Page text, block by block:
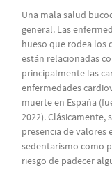
Una mala salud
general. Las
hueso que rodea los
están relacionadas
principalmente las
enfermedades
muerte en España
2022).
presencia de valores
sedentarismo como
riesgo de padecer